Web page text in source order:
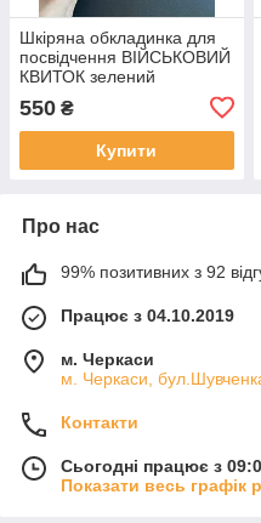
Шкіряна обкладинка для
посвідчення ВІЙСЬКОВИЙ
КВИТОК зелений
550 ₴
Купити
Про нас
99% позитивних з 92
Працює з 04.10.2019
м. Черкаси
м. Черкаси,
Контакти
Сьогодні працює з
Показати весь графік